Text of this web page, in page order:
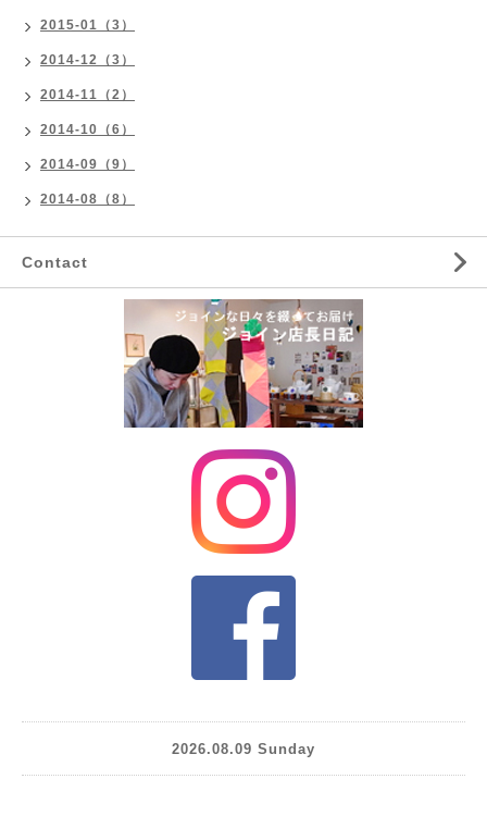
2015-01（3）
2014-12（3）
2014-11（2）
2014-10（6）
2014-09（9）
2014-08（8）
Contact
2026.08.09 Sunday